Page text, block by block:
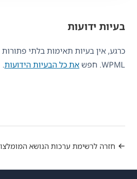
בעיות ידועות
כרגע, אין בעיות תאימות בלתי פתורות
WPML. חפש
את כל הבעיות הידועות.
חזרה לרשימת ערכות הנושא